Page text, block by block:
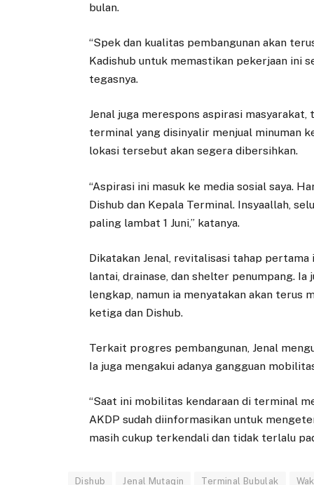
bulan.
“Spek dan kualitas pembangunan akan
Kadishub untuk memastikan pekerjaan ini
tegasnya.
Jenal juga merespons aspirasi
terminal yang disinyalir menjual minuman
lokasi tersebut akan segera dibersihkan.
“Aspirasi ini masuk ke media sosial saya.
Dishub dan Kepala Terminal. Insyaallah,
paling lambat 1 Juni,” katanya.
Dikatakan Jenal, revitalisasi tahap
lantai, drainase, dan shelter penumpang.
lengkap, namun ia menyatakan akan terus
ketiga dan Dishub.
Terkait progres pembangunan, Jenal
Ia juga mengakui adanya gangguan
“Saat ini mobilitas kendaraan di terminal
AKDP sudah diinformasikan untuk
masih cukup terkendali dan tidak terlalu
Dishub Jenal Mutaqin Terminal Bubulak